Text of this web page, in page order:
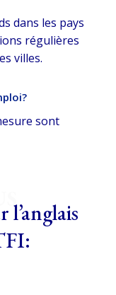
dans les pays
régulières
villes.
sont
l’anglais